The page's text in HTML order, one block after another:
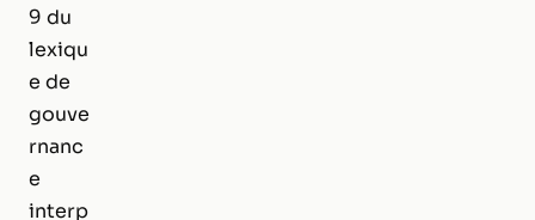
9 du
lexiqu
e de
gouve
rnanc
e
interp